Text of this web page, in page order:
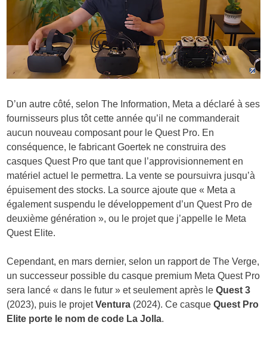
D’un autre côté, selon The Information, Meta a déclaré à ses
fournisseurs plus tôt cette année qu’il ne commanderait
aucun nouveau composant pour le Quest Pro. En
conséquence, le fabricant Goertek ne construira des
casques Quest Pro que tant que l’approvisionnement en
matériel actuel le permettra. La vente se poursuivra jusqu’à
épuisement des stocks. La source ajoute que « Meta a
également suspendu le développement d’un Quest Pro de
deuxième génération », ou le projet que j’appelle le Meta
Quest Elite.
Cependant, en mars dernier, selon un rapport de The Verge,
un successeur possible du casque premium Meta Quest Pro
sera lancé « dans le futur » et seulement après leQuest 3
(2023), puis le projetVentura (2024). Ce casqueQuest Pro
Elite porte le nom de code La Jolla.